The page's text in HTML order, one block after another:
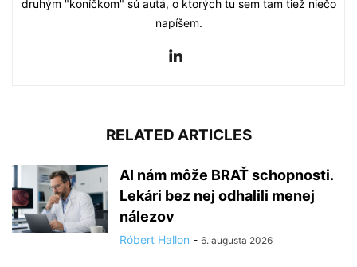
druhým "koníčkom" sú autá, o ktorých tu sem tam tiež niečo
napíšem.
RELATED ARTICLES
AI nám môže BRAŤ schopnosti.
Lekári bez nej odhalili menej
nálezov
Róbert Hallon - 6. augusta 2026